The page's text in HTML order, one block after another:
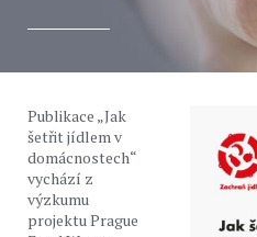
Publikace „Jak
šetřit jídlem v
domácnostech“
vychází z
výzkumu
projektu Prague